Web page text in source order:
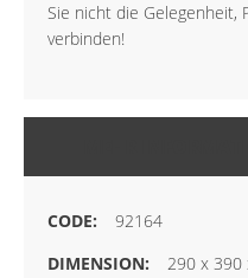
Sie nicht die Gelegenheit,
verbinden!
92164
290 x 390